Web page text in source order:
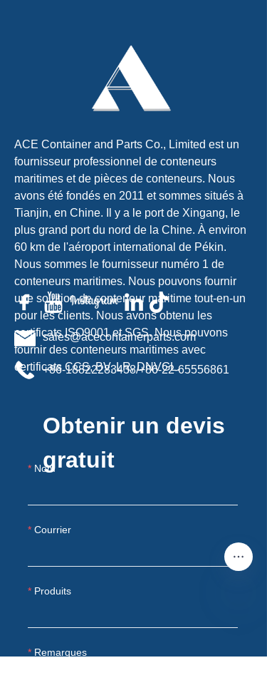
Nom
Courrier
Produits
Remarques
ACE Container and Parts Co., Limited est un
fournisseur professionnel de conteneurs
maritimes et de pièces de conteneurs. Nous
avons été fondés en 2011 et sommes situés à
Tianjin, en Chine. Il y a le port de Xingang, le
plus grand port du nord de la Chine. À environ
60 km de l'aéroport international de Pékin.
Nous sommes le fournisseur numéro 1 de
conteneurs maritimes. Nous pouvons fournir
une solution de conteneur maritime tout-en-un
pour les clients. Nous avons obtenu les
certificats ISO9001 et SGS. Nous pouvons
fournir des conteneurs maritimes avec
certificats CCS, BV, LR, DNVGL.
sales@acecontainerparts.com
+86-18822283438/+86-22-65556861
Obtenir un devis
gratuit
FR